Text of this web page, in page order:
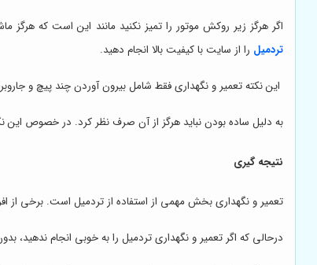
اگر هرگز زیر روکش موتور را تمیز نکنید مانند این است که
تردمیل را از سایت با کیفیت بالا انجام دهید.
این نکته تعمیر و نگهداری فقط شامل بیرون آوردن چند پیچ و
به دلیل ساده بودن نباید هرگز از آن صرف نظر کرد. در خصوص این
نتیجه گیری
تعمیر و نگهداری بخش مهمی از استفاده از تردمیل است. برخی از
درحالی که اگر تعمیر و نگهداری تردمیل را به خوبی انجام